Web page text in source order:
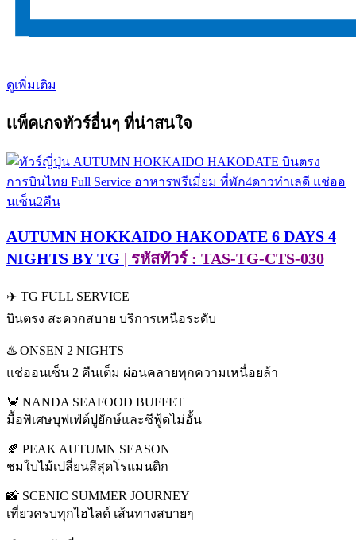
ดูเพิ่มเติม
เเพ็คเกจทัวร์อื่นๆ ที่น่าสนใจ
AUTUMN HOKKAIDO HAKODATE 6 DAYS 4
NIGHTS BY TG | รหัสทัวร์ : TAS-TG-CTS-030
✈️ TG FULL SERVICE
บินตรง สะดวกสบาย บริการเหนือระดับ
♨️ ONSEN 2 NIGHTS
แช่ออนเซ็น 2 คืนเต็ม ผ่อนคลายทุกความเหนื่อยล้า
🦀 NANDA SEAFOOD BUFFET
มื้อพิเศษบุฟเฟ่ต์ปูยักษ์และซีฟู้ดไม่อั้น
🍂 PEAK AUTUMN SEASON
ชมใบไม้เปลี่ยนสีสุดโรแมนติก
📸 SCENIC SUMMER JOURNEY
เที่ยวครบทุกไฮไลด์ เส้นทางสบายๆ